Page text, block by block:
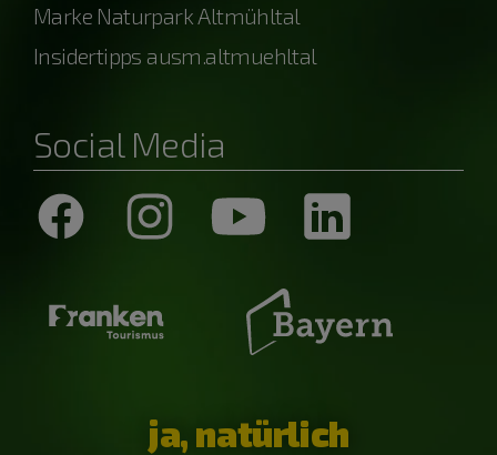
Marke Naturpark Altmühltal
Insidertipps ausm.altmuehltal
Social Media
ja, natürlich